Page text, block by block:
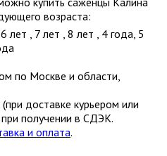
возраста:
6 лет 7 лет 8 лет 4 года 5
по Москве и области,
доставке курьером или
получении в СДЭК.
и оплата.